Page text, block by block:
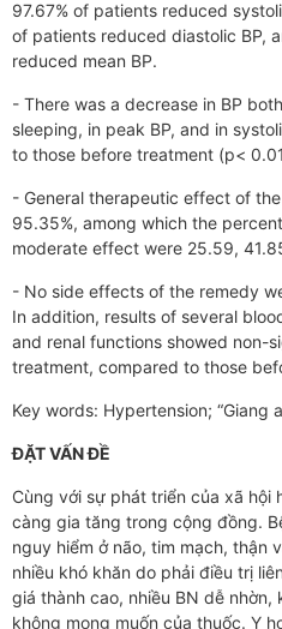
97.67% of patients reduced
of patients reduced diastolic BP,
reduced mean BP.
- There was a decrease in BP
sleeping, in peak BP, and in
to those before treatment (p<
- General therapeutic effect of
95.35%, among which the
moderate effect were 25.59,
- No side effects of the remedy
In addition, results of several
and renal functions showed non-
treatment, compared to those
Key words: Hypertension; “Giang
ĐẶT VẤN ĐỀ
Cùng với sự phát triển của xã hội
càng gia tăng trong cộng đồng.
nguy hiểm ở não, tim mạch, thận
nhiều khó khăn do phải điều trị
giá thành cao, nhiều BN dễ
không mong muốn của thuốc. Y